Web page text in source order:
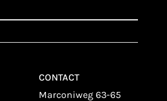
CONTACT
Marconiweg 63-65